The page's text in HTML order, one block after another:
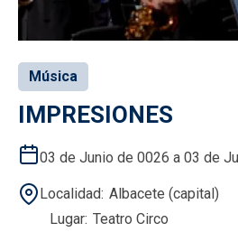
Música
IMPRESIONES
03 de Junio de 0026 a 03 de
Localidad Albacete (capital)
Lugar Teatro Circo